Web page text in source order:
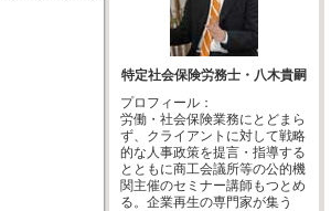
特定社会保険労務士・八木貴嗣
プロフィール：
労働・社会保険業務にとどまら
ず、クライアントに対して戦略
的な人事政策を提言・指導する
とともに商工会議所等の公的機
関主催のセミナー講師もつとめ
る。企業再生の専門家が集う